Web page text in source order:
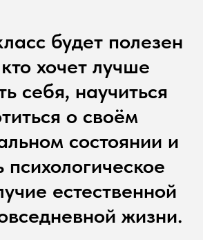
будет полезен
хочет лучше
себя, научиться
о своём
состоянии и
психологическое
естественной
жизни.